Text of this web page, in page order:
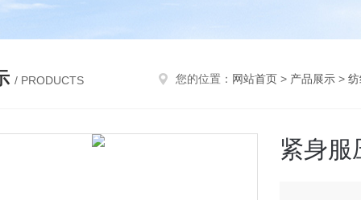
/ PRODUCTS 您的位置： 网站首页 > 产品展示 >
紧身服